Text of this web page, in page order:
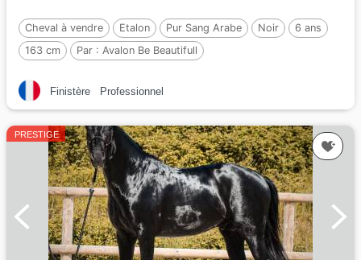
Cheval à vendre Etalon Pur Sang Arabe Noir
6 ans
163 cm
Par : Avalon Be Beautifull
Finistère Professionnel
PRESTIGE